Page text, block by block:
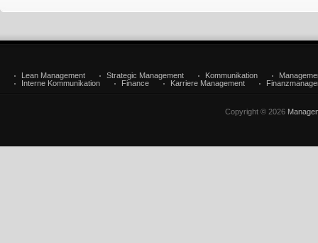
Lean Management Strategic Management Kommunikation
Interne Kommunikation
Finance Karriere Management
Copyright © 2026